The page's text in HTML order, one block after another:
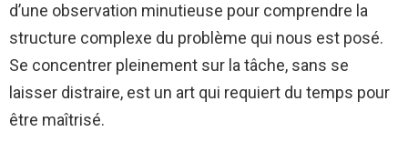
d’une observation minutieuse pour comprendre la
structure complexe du problème qui nous est posé.
Se concentrer pleinement sur la tâche, sans se
laisser distraire, est un art qui requiert du temps pour
être maîtrisé.